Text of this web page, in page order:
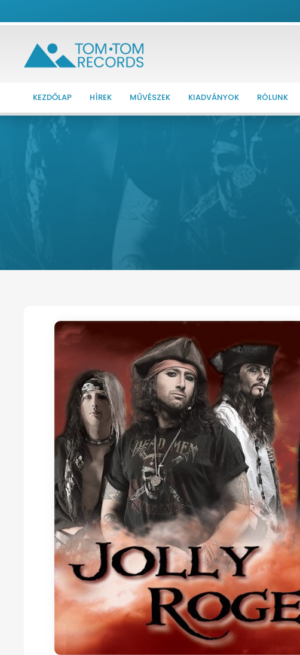
KEZDŐLAP HÍREK MŰVÉSZEK KIADVÁNYOK RÓLUNK